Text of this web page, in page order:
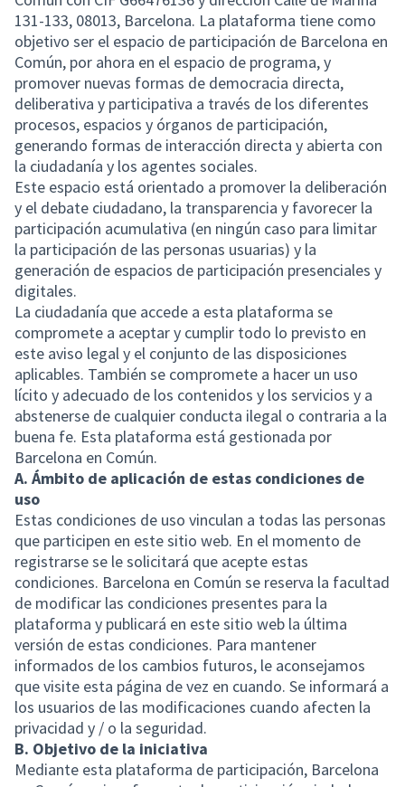
131-133, 08013, Barcelona. La plataforma tiene como
objetivo ser el espacio de participación de Barcelona en
Común, por ahora en el espacio de programa, y ​​
promover nuevas formas de democracia directa,
deliberativa y participativa a través de los diferentes
procesos, espacios y órganos de participación,
generando formas de interacción directa y abierta con
la ciudadanía y los agentes sociales.
Este espacio está orientado a promover la deliberación
y el debate ciudadano, la transparencia y favorecer la
participación acumulativa (en ningún caso para limitar
la participación de las personas usuarias) y la
generación de espacios de participación presenciales y
digitales.
La ciudadanía que accede a esta plataforma se
compromete a aceptar y cumplir todo lo previsto en
este aviso legal y el conjunto de las disposiciones
aplicables. También se compromete a hacer un uso
lícito y adecuado de los contenidos y los servicios y a
abstenerse de cualquier conducta ilegal o contraria a la
buena fe. Esta plataforma está gestionada por
Barcelona en Común.
A. Ámbito de aplicación de estas condiciones de
uso
Estas condiciones de uso vinculan a todas las personas
que participen en este sitio web. En el momento de
registrarse se le solicitará que acepte estas
condiciones. Barcelona en Común se reserva la facultad
de modificar las condiciones presentes para la
plataforma y publicará en este sitio web la última
versión de estas condiciones. Para mantener
informados de los cambios futuros, le aconsejamos
que visite esta página de vez en cuando. Se informará a
los usuarios de las modificaciones cuando afecten la
privacidad y / o la seguridad.
B. Objetivo de la iniciativa
Mediante esta plataforma de participación, Barcelona